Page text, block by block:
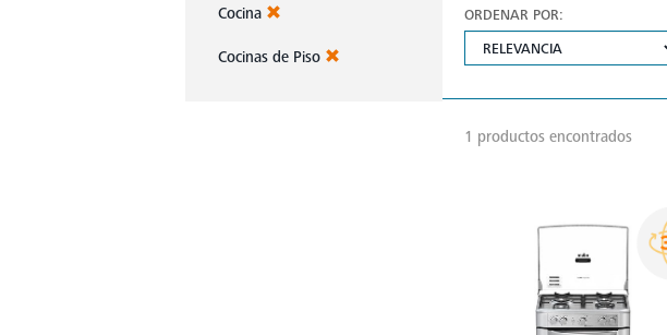
Cocina
Cocinas de Piso
ORDENAR POR:
1 productos encontrados